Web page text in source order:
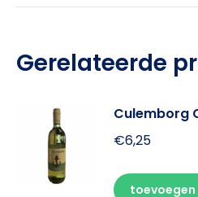
Gerelateerde
Culemborg
€6,25
toevoegen